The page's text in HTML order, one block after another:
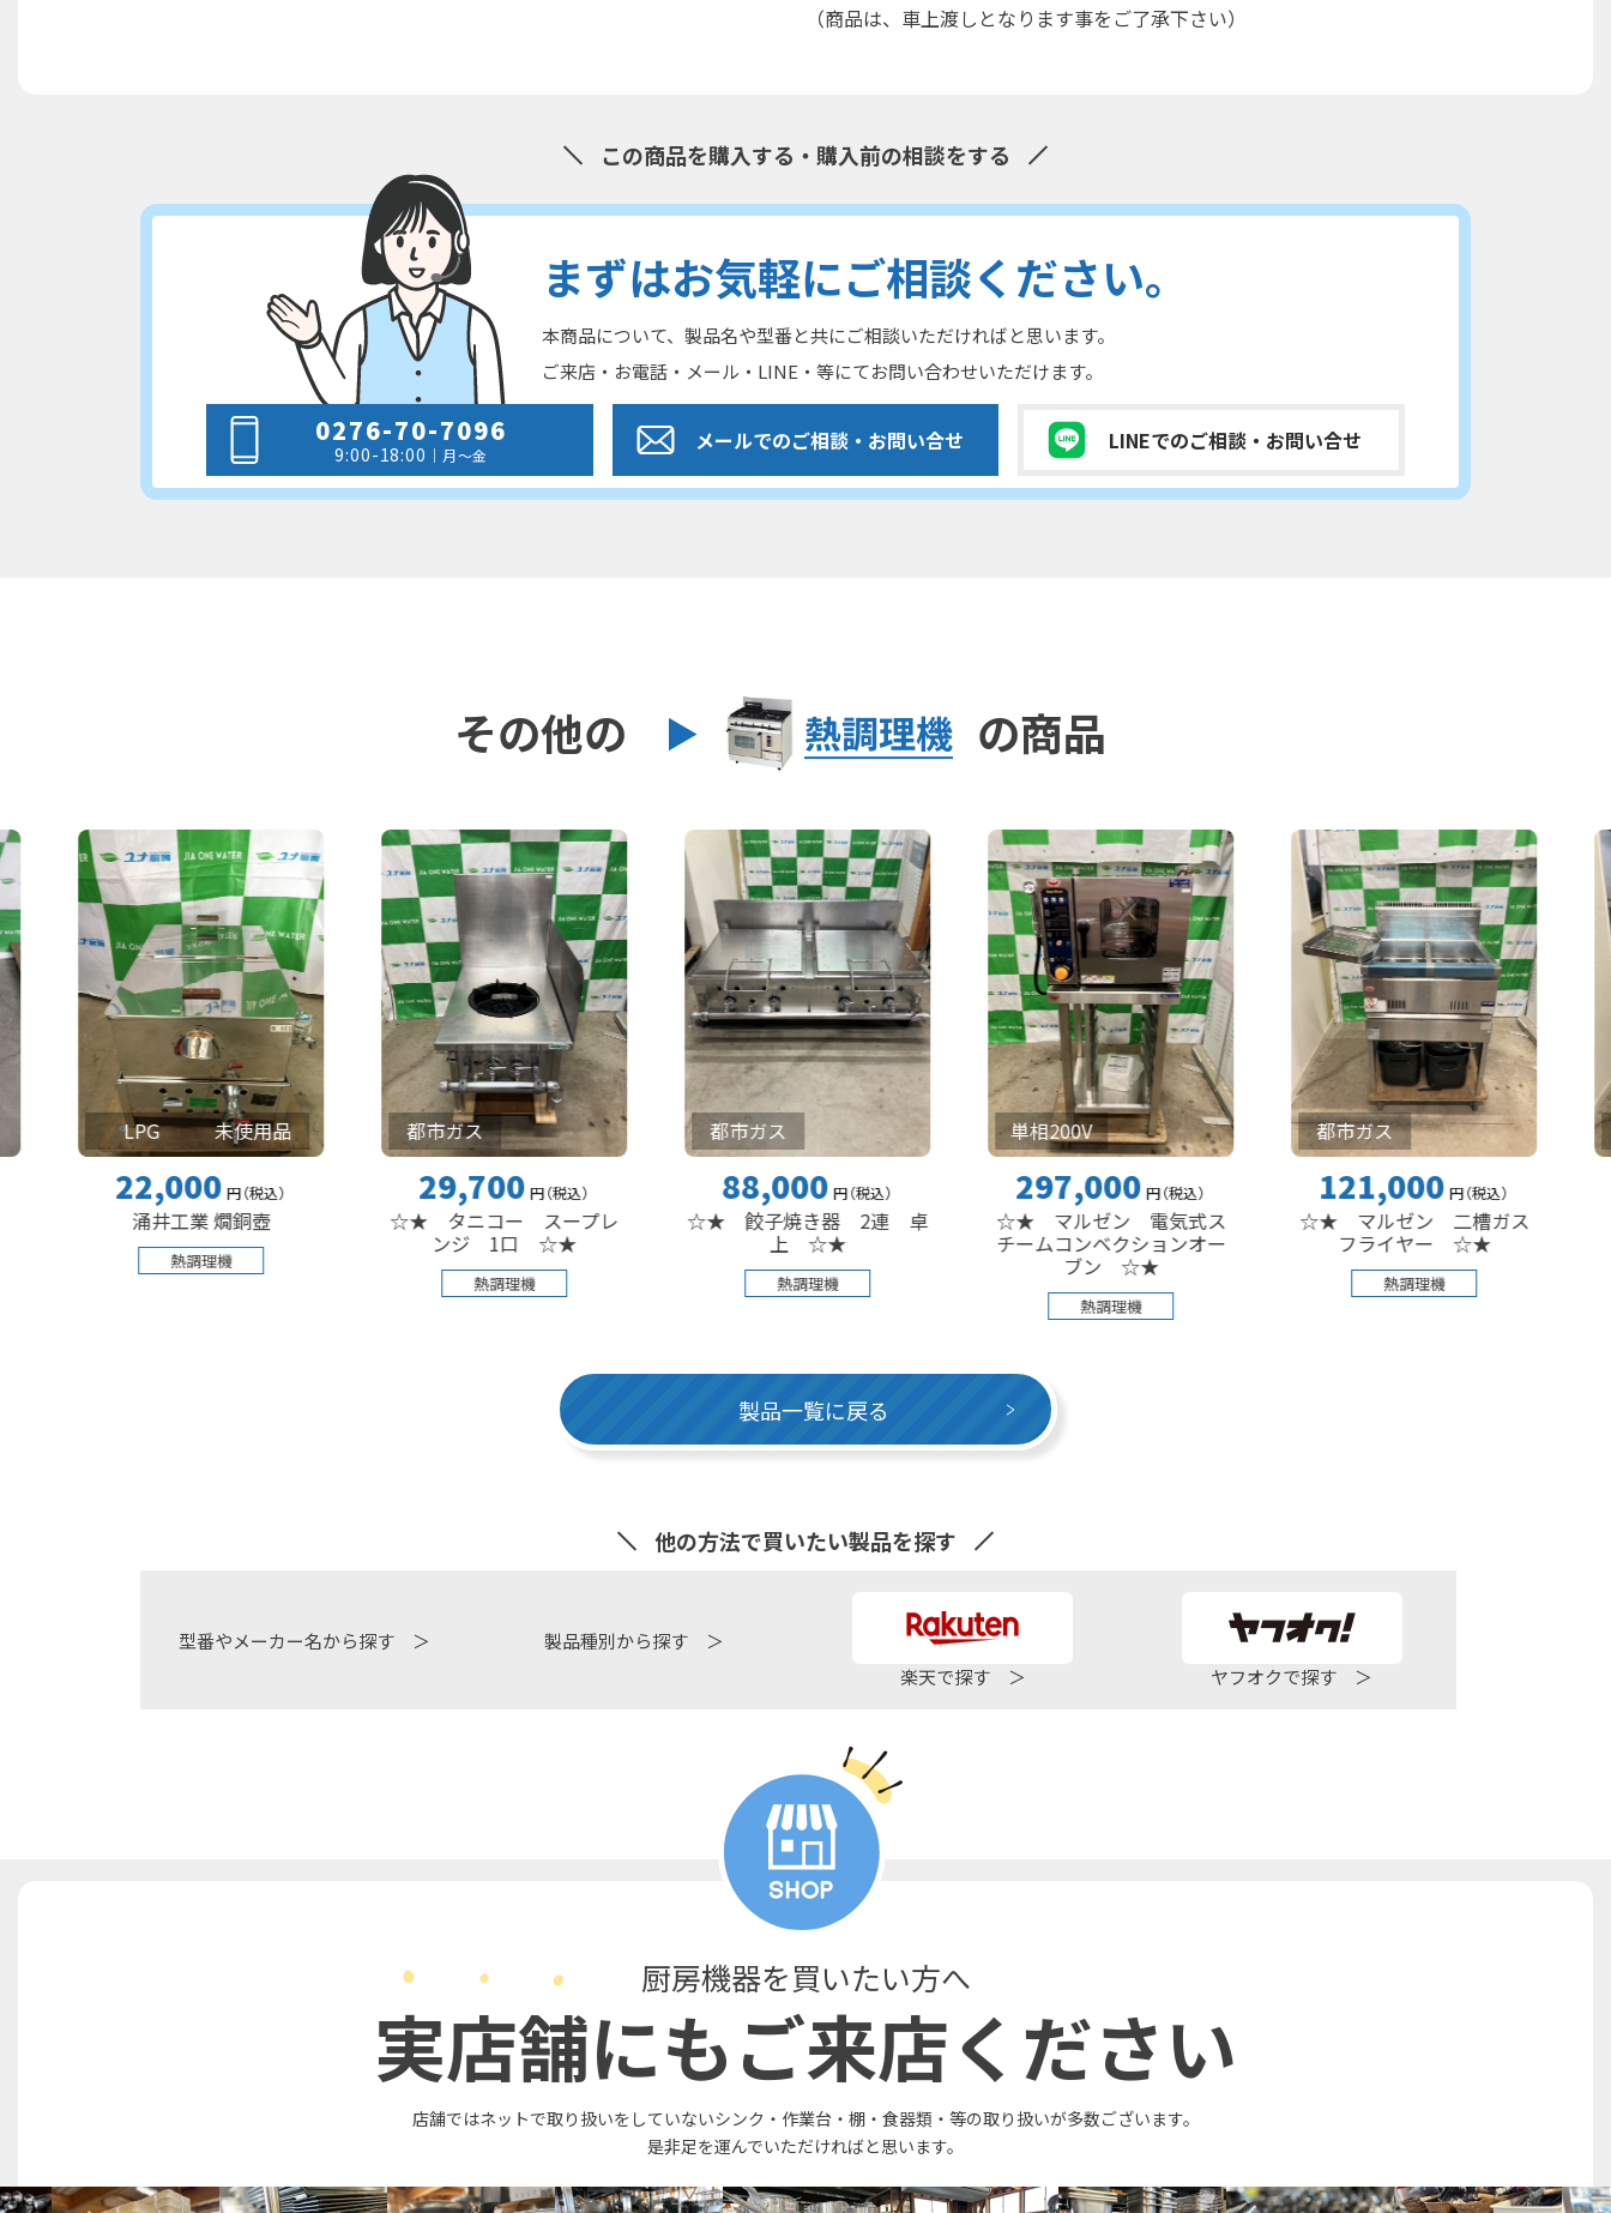
（商品は、車上渡しとなります事をご了承下さい）
この商品を購入する・購入前の相談をする
まずはお気軽にご相談ください。
本商品について、製品名や型番と共にご相談いただければと思います。
ご来店・お電話・メール・LINE・等にてお問い合わせいただけます。
0276-70-7096
9:00-18:00 ｜月～金
メールでのご相談 ・お問い合せ LINEでのご相談 ・お問い合せ
その他の 熱調理機 の商品
未使用品
22,000 円（税込）
涌井工業 燗銅壺
都市ガス
29,700 円 （税込）
☆★ タニコー スープレ
ンジ 1口 ☆★
都市ガス
88,000 円（税込）
☆★ 餃子焼き器 2連 卓
上 ☆★
単相200V
297,000 円（税込）
☆★ マルゼン 電気式ス
チームコンベクションオー
ブン ☆★
都市ガス
121,000 円（税込）
☆★ マルゼン 二槽ガス
フライヤー ☆★
都市
製品一覧に戻る
他の方法で買いたい製品を探す
型番やメーカー名から探す ＞
製品種別から探す ＞
楽天で探す ＞
ヤフオクで探す ＞
厨房機器を買いたい方へ
実店舗にもご来店ください
店舗ではネットで取り扱いをしていないシンク・作業台・棚・食器類・等の取り扱いが多数ございます。
是非足を運んでいただければと思います。